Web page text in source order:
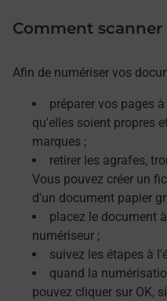
Comment scanner
Afin de numériser vos
préparer vos pages
qu'elles soient propres
marques ;
retirer les agrafes,
Vous pouvez créer un
d'un document papier
placez le document
numériseur ;
suivez les étapes à
quand la
pouvez cliquer sur OK,